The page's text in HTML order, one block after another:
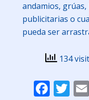
andamios,
publicitarias o
pueda ser
134